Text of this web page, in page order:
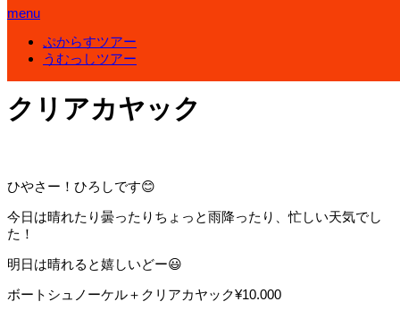
menu
ぷからすツアー
うむっしツアー
シュノーケリング ポイント
2020.11.14
クリアカヤック
ひやさー！ひろしです😊
今日は晴れたり曇ったりちょっと雨降ったり、忙しい天気でし
た！
明日は晴れると嬉しいどー😃
ボートシュノーケル＋クリアカヤック¥10.000